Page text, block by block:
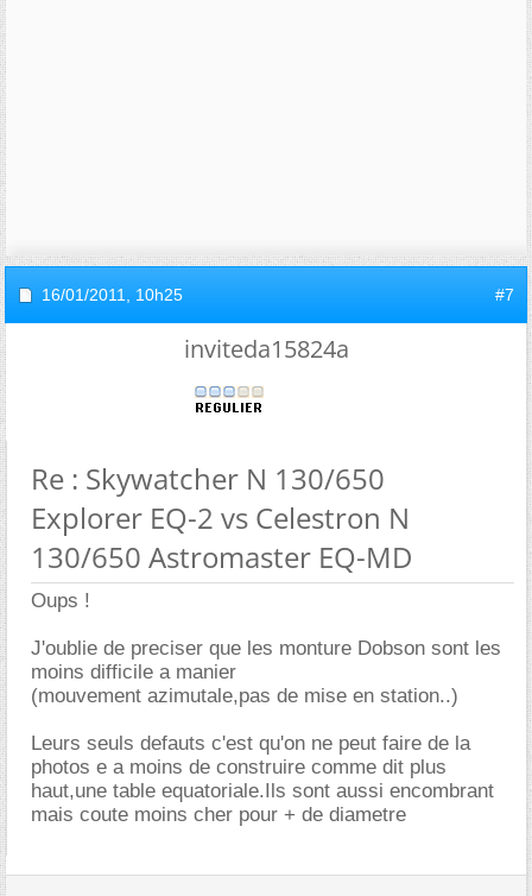
16/01/2011, 10h25 #7
inviteda15824a
Re : Skywatcher N 130/650
Explorer EQ-2 vs Celestron N
130/650 Astromaster EQ-MD
Oups !
J'oublie de preciser que les monture Dobson sont les
moins difficile a manier
(mouvement azimutale,pas de mise en station..)
Leurs seuls defauts c'est qu'on ne peut faire de la
photos e a moins de construire comme dit plus
haut,une table equatoriale.Ils sont aussi encombrant
mais coute moins cher pour + de diametre